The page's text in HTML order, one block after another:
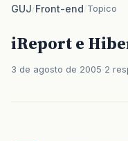
GUJ/Front-end/Topico
iReport e
3 de agosto de 2005 2